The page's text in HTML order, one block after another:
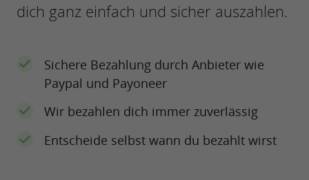
dich ganz einfach und sicher auszahlen.
Sichere Bezahlung durch Anbieter wie
Paypal und Payoneer
Wir bezahlen dich immer zuverlässig
Entscheide selbst wann du bezahlt wirst